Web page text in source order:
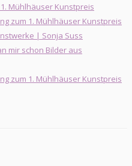
Mühlhäuser Kunstpreis
zum 1. Mühlhäuser Kunstpreis
| Sonja Suss
mir schon Bilder aus
zum 1. Mühlhäuser Kunstpreis